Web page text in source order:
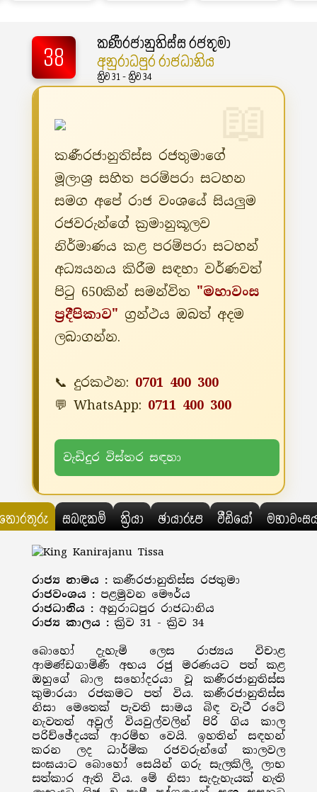
38
කණීරජානුතිස්ස රජතුමා
අනුරාධපුර රාජධානිය
ක්‍රිව 31 - ක්‍රිව 34
කණීරජානුතිස්ස රජතුමාගේ
මූලාශ්‍ර සහිත පරම්පරා සටහන
සමග අපේ රාජ වංශයේ සියලුම
රජවරුන්ගේ ක්‍රමානුකූලව
නිර්මාණය කළ පරම්පරා සටහන්
අධ්‍යයනය කිරීම සඳහා වර්ණවත්
පිටු 650කින් සමන්විත "මහාවංස
ප්‍රදීපිකාව" ග්‍රන්ථය ඔබත් අදම
ලබාගන්න.
📞 දුරකථන: 0701 400 300
💬 WhatsApp: 0711 400 300
වැඩිදුර විස්තර සඳහා
සබඳකම් ක්‍රියා ඡායාරූප වීඩියෝ
රාජ්‍ය නාමය : කණීරජානුතිස්ස රජතුමා
රාජවංශය : පළමුවන මෞර්ය
රාජධානිය : අනුරාධපුර රාජධානිය
රාජ්‍ය කාලය : ක්‍රිව 31 - ක්‍රිව 34
බොහෝ දැහැමි ලෙස රාජ්‍යය විචාළ
ආමණ්ඩගාමිණී අභය රජු මරණයට පත් කළ
ඔහුගේ බාල සහෝදරයා වූ කණීරජානුතිස්ස
කුමාරයා රජකමට පත් විය. කණීරජානුතිස්ස
නිසා මෙතෙක් පැවති සාමය බිඳ වැටී රටේ
නැවතත් අවුල් වියවුල්වලින් පිරි ගිය කාල
පරිච්ඡේදයක් ආරම්භ වෙයි. ඉහතින් සඳහන්
කරන ලද ධාර්මික රජවරුන්ගේ කාලවල
සංඝයාට බොහෝ සෙයින් ගරු සැලකිලි, ලාභ
සත්කාර ඇති විය. මේ නිසා සැදැහැයක් නැති